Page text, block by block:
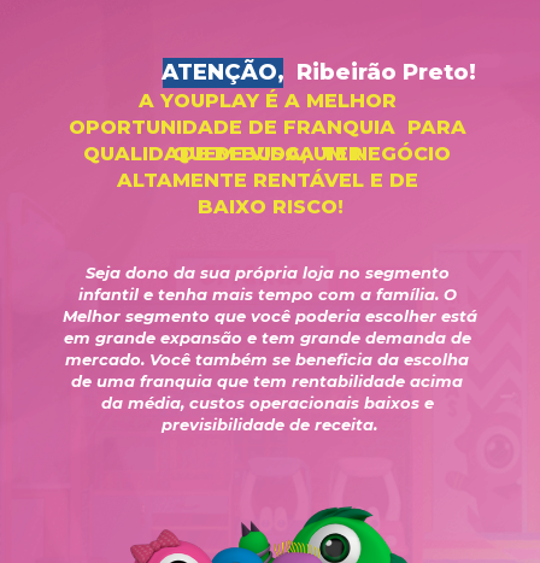
Seja dono da sua própria loja no segmento
infantil e tenha mais tempo com a família. O
Melhor segmento que você poderia escolher está
em grande expansão e tem grande demanda de
mercado. Você também se beneficia da escolha
de uma franquia que tem rentabilidade acima
da média, custos operacionais baixos e
previsibilidade de receita.
         ATENÇÃO,  Ribeirão Preto!
A YOUPLAY É A MELHOR
OPORTUNIDADE DE FRANQUIA  PARA
QUEM BUSCA TER
QUALIDADE DE VIDA, UM NEGÓCIO
ALTAMENTE RENTÁVEL E DE
BAIXO RISCO!